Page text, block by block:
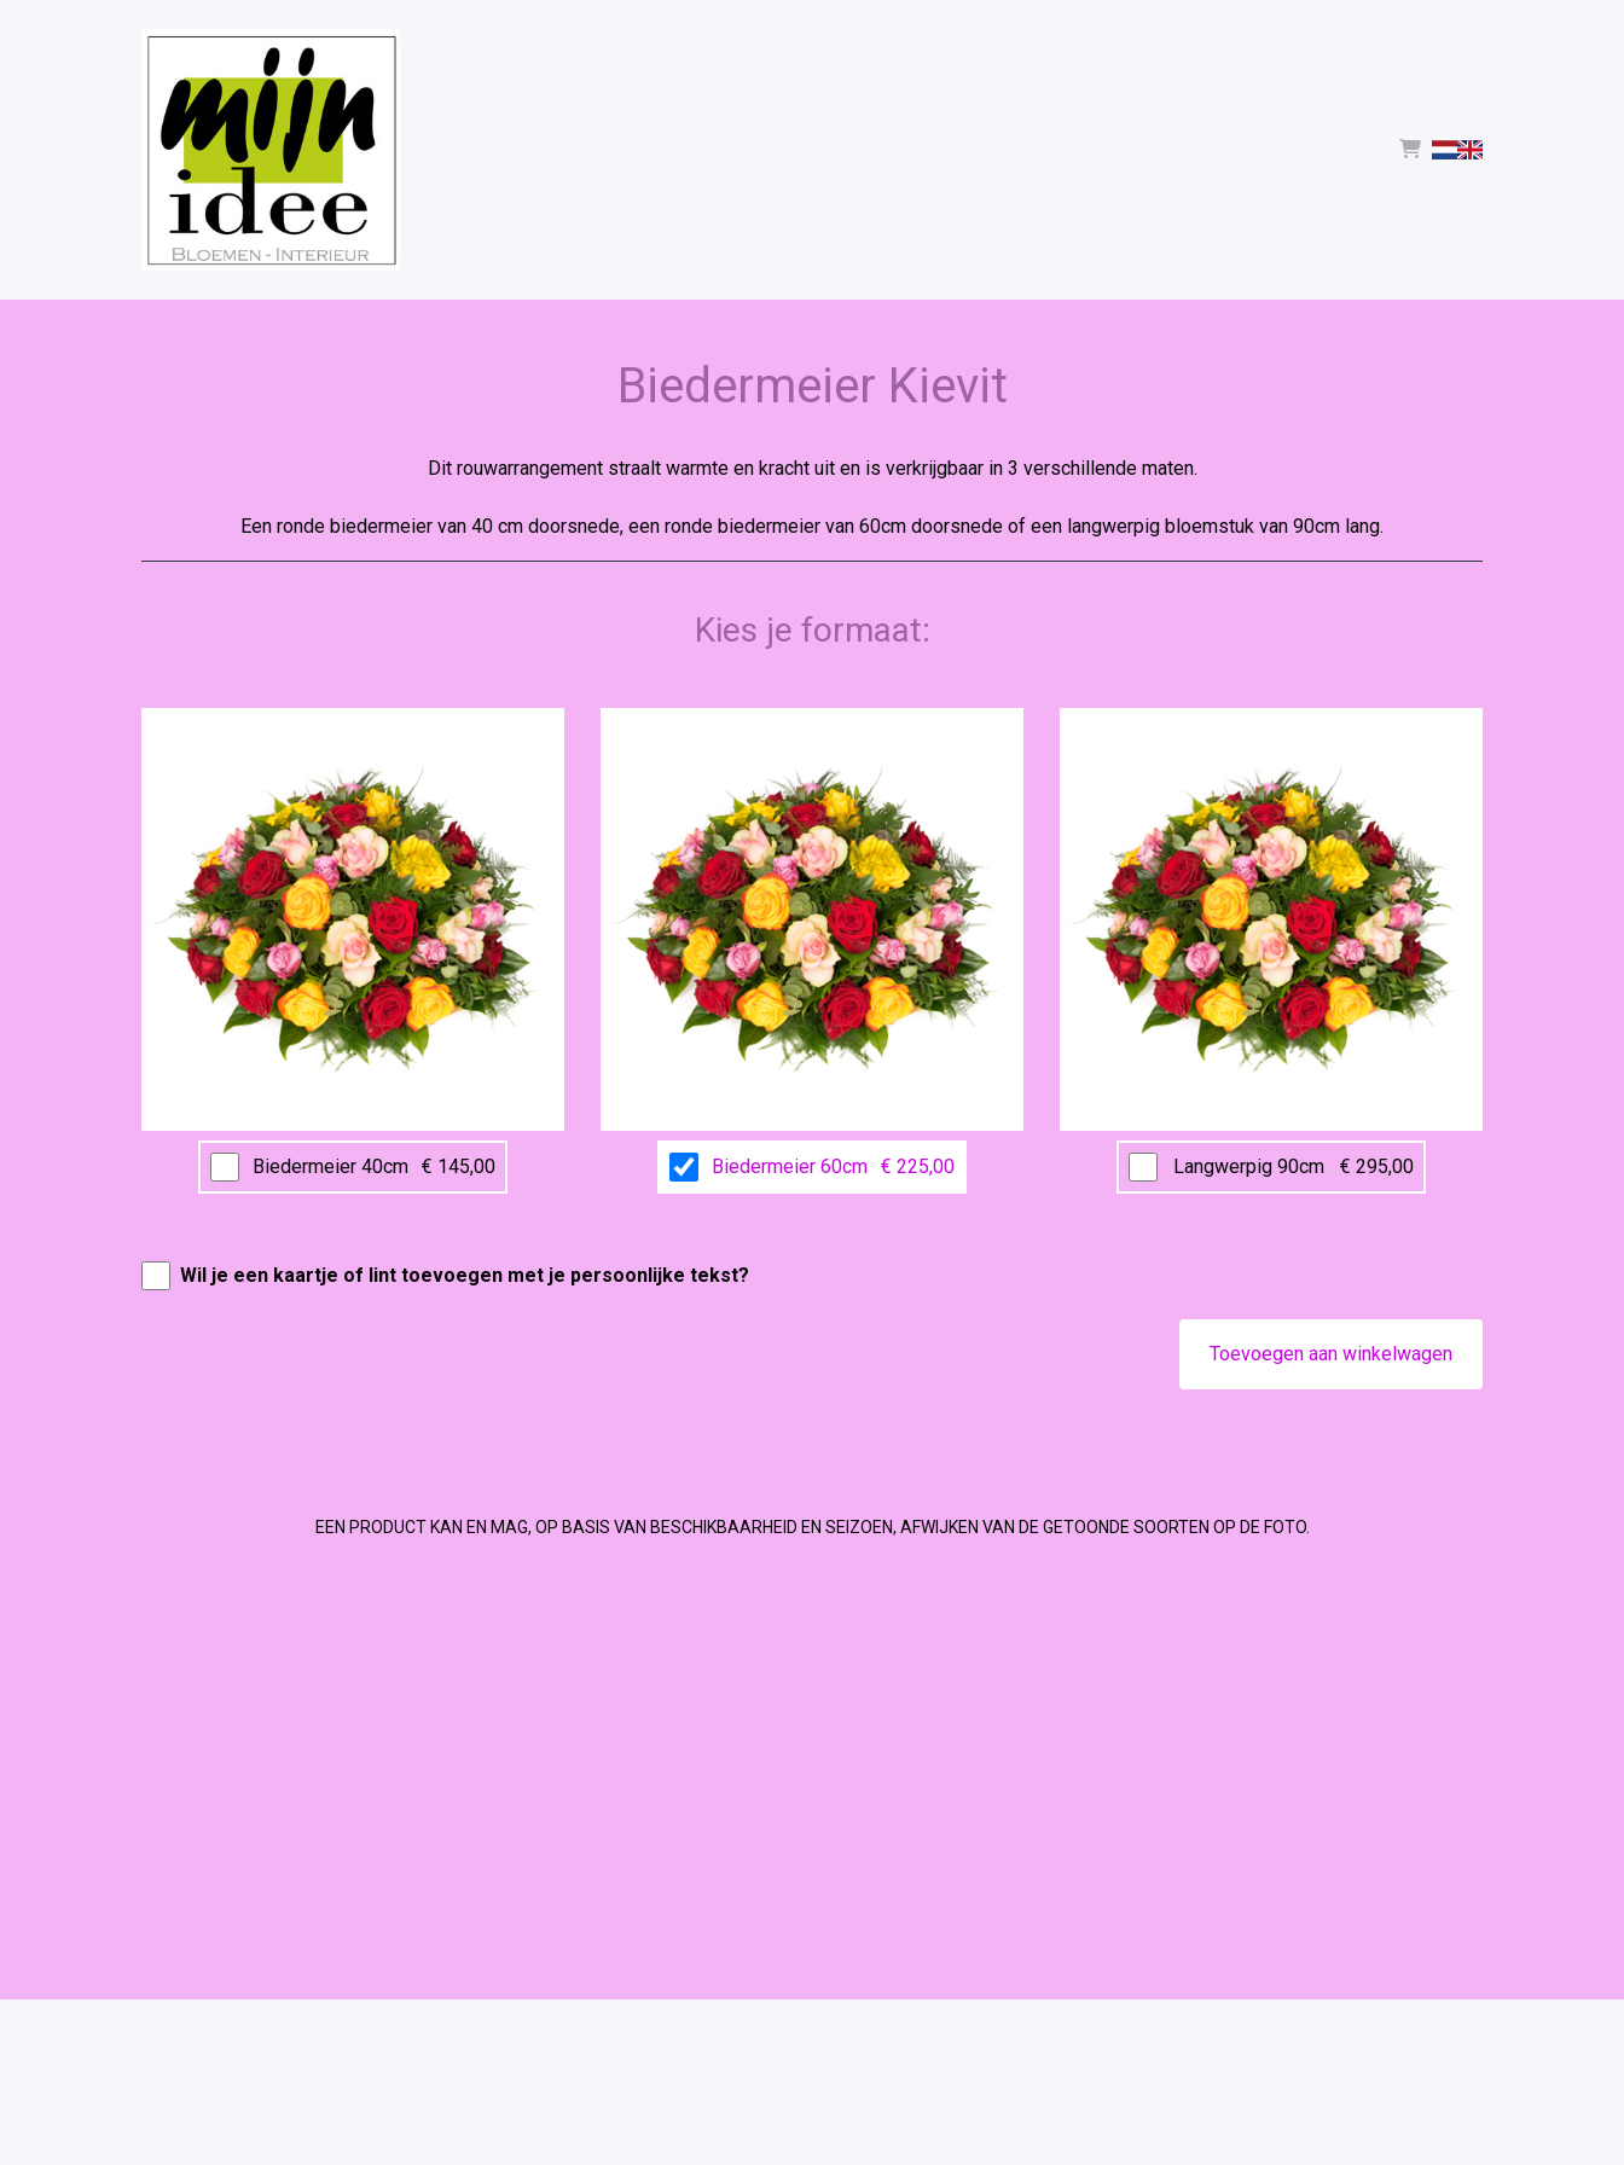
Biedermeier Kievit
Dit rouwarrangement straalt warmte en kracht uit en is verkrijgbaar in 3 verschillende maten.
Een ronde biedermeier van 40 cm doorsnede, een ronde biedermeier van 60cm doorsnede of een langwerpig bloemstuk van 90cm lang.
Kies je formaat:
Biedermeier 40cm € 145,00 Biedermeier 60cm € 225,00 Langwerpig 90cm € 295,00
Wil je een kaartje of lint toevoegen met je persoonlijke tekst?
Toevoegen aan winkelwagen
EEN PRODUCT KAN EN MAG, OP BASIS VAN BESCHIKBAARHEID EN SEIZOEN, AFWIJKEN VAN DE GETOONDE SOORTEN OP DE FOTO.